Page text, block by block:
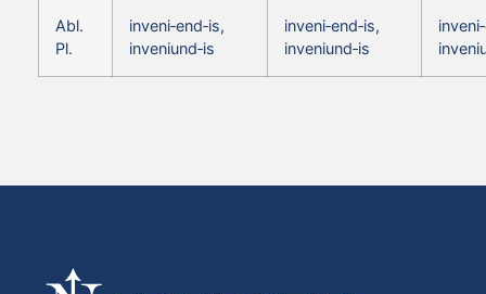
Abl.
Pl.
inveni‑end‑is,
inveniund‑is
inveni‑end‑is,
inveniund‑is